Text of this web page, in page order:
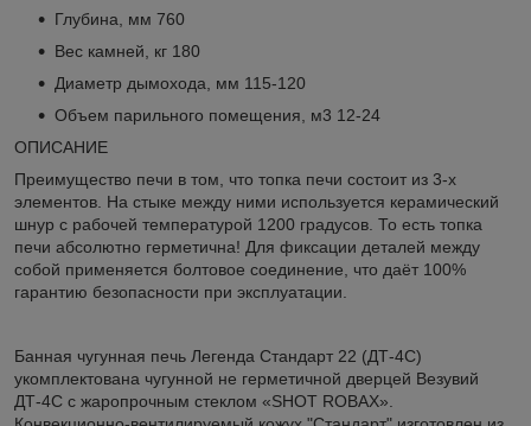
Глубина, мм 760
Вес камней, кг 180
Диаметр дымохода, мм 115-120
Объем парильного помещения, м3 12-24
ОПИСАНИЕ
Преимущество печи в том, что топка печи состоит из 3-х
элементов. На стыке между ними используется керамический
шнур с рабочей температурой 1200 градусов. То есть топка
печи абсолютно герметична! Для фиксации деталей между
собой применяется болтовое соединение, что даёт 100%
гарантию безопасности при эксплуатации.
Банная чугунная печь Легенда Стандарт 22 (ДТ-4С)
укомплектована чугунной не герметичной дверцей Везувий
ДТ-4С с жаропрочным стеклом «SHOT ROBAX».